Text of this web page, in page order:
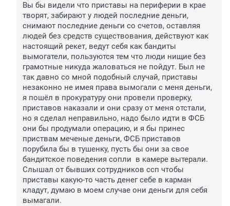
Вы бы видели что приставы на периферии в крае
творят, забирают у людей последние деньги,
снимают последние деньги со счетов, оставляя
людей без средств существования, действуют как
настоящий рекет, ведут себя как бандиты
вымогатели, пользуются тем что люди нищие без
грамотные никуда жаловаться не пойдут. Был не
так давно со мной подобный случай, приставы
незаконно не имея права вымогали с меня деньги,
я пошёл в прокуратуру они провели проверку,
приставов наказали и они сразу от меня отстали,
но я сделал неправильно, надо было идти в ФСБ
они бы продумали операцию, и я бы принес
приствам меченые деньги, ФСБ приставов
порубила бы в тушенку, пусть бы они за свое
бандитское поведения сопли  в камере вытерали.
Слышал от бывших сотрудников ссп чтобы
приставы какую-то часть денег себе в карман
кладут, думаю в моем случае они деньги для себя
вымагали.